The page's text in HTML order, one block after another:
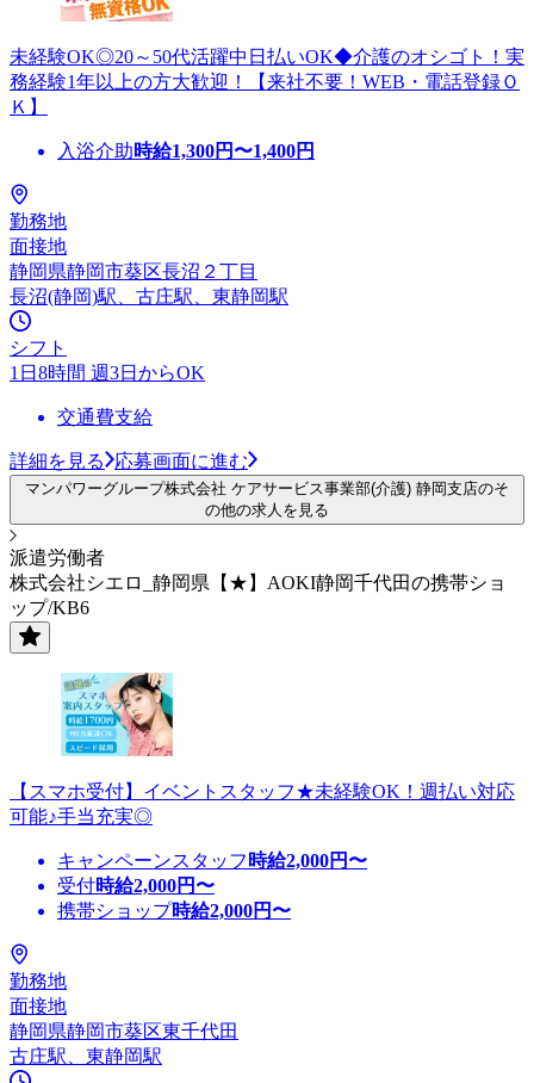
未経験OK◎20～50代活躍中日払いOK◆介護のオシゴト！実
務経験1年以上の方大歓迎！【来社不要！WEB・電話登録Ｏ
Ｋ】
入浴介助時給1,300円〜1,400円
勤務地
面接地
静岡県静岡市葵区長沼２丁目
長沼(静岡)駅、古庄駅、東静岡駅
シフト
1日8時間 週3日からOK
交通費支給
詳細を見る 応募画面に進む
マンパワーグループ株式会社 ケアサービス事業部(介護) 静岡支店のそ
の他の求人を見る
派遣労働者
株式会社シエロ_静岡県【★】AOKI静岡千代田の携帯ショ
ップ/KB6
【スマホ受付】イベントスタッフ★未経験OK！週払い対応
可能♪手当充実◎
キャンペーンスタッフ 時給2,000円〜
受付時給2,000円〜
携帯ショップ時給2,000円〜
勤務地
面接地
静岡県静岡市葵区東千代田
古庄駅、東静岡駅